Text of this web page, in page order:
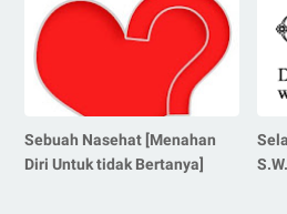
Sebuah Nasehat [Menahan
Diri Untuk tidak Bertanya]